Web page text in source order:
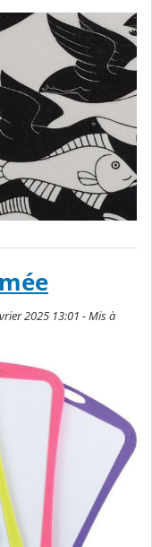
2025 13:01 - Mis à